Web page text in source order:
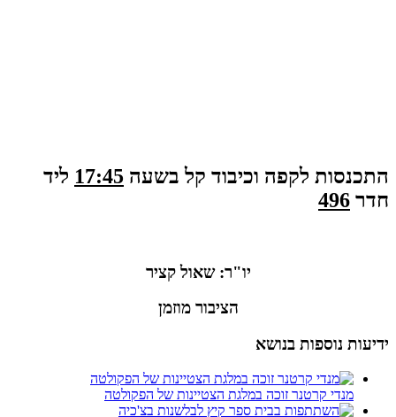
התכנסות לקפה וכיבוד קל בשעה 17:45 ליד
חדר 496
יו"ר: שאול קציר
הציבור מוזמן
ידיעות נוספות בנושא
מנדי קרטנר זוכה במלגת הצטיינות של הפקולטה